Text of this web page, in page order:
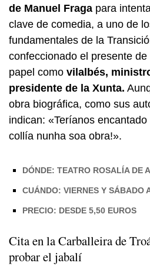
de Manuel Fraga para
clave de comedia, a uno de
fundamentales de la
confeccionado el presente
papel como vilalbés,
presidente de la Xunta.
obra biográfica, como sus
indican: «Teríanos
collía nunha soa obra!».
DÓNDE: TEATRO ROSALÍA DE
CUÁNDO: VIERNES Y SÁBADO
PRECIO: DESDE 5,50 EUROS
Cita en la Carballeira de
probar el jabalí